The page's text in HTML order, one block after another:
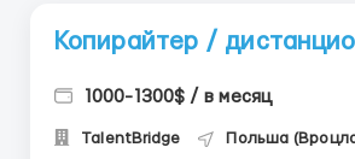
Копирайтер /
1000-1300$ / в месяц
TalentBridge Польша